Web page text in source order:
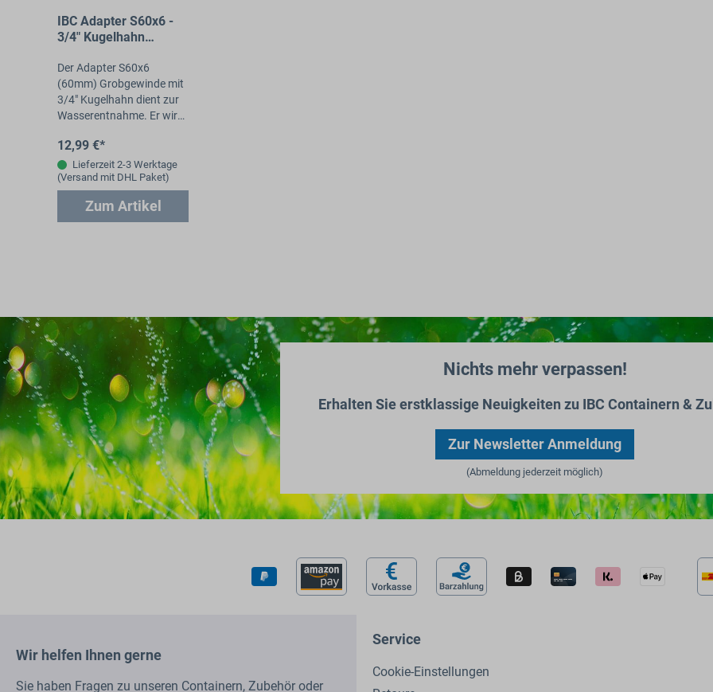
IBC Adapter S60x6 -
3/4" Kugelhahn
Der Adapter S60x6
(60mm) Grobgewinde mit
3/4" Kugelhahn dient zur
Wasserentnahme. Er wird
Auslaufarmatur am IBC
geschraubt. Bei IBC
Container des…
12,99 €*
Lieferzeit 2-3 Werktage
(Versand mit DHL Paket)
Zum Artikel
Nichts mehr verpassen!
Erhalten Sie erstklassige Neuigkeiten zu IBC Containern &
Zur Newsletter Anmeldung
(Abmeldung jederzeit möglich)
Wir helfen Ihnen gerne
Sie haben Fragen zu unseren Containern, Zubehör oder
Service
Cookie-Einstellungen